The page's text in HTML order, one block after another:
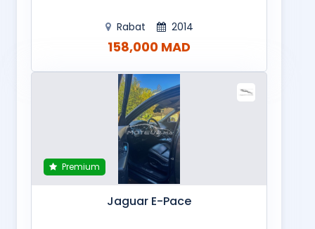
Rabat 2014
158,000 MAD
Premium
Jaguar E-Pace